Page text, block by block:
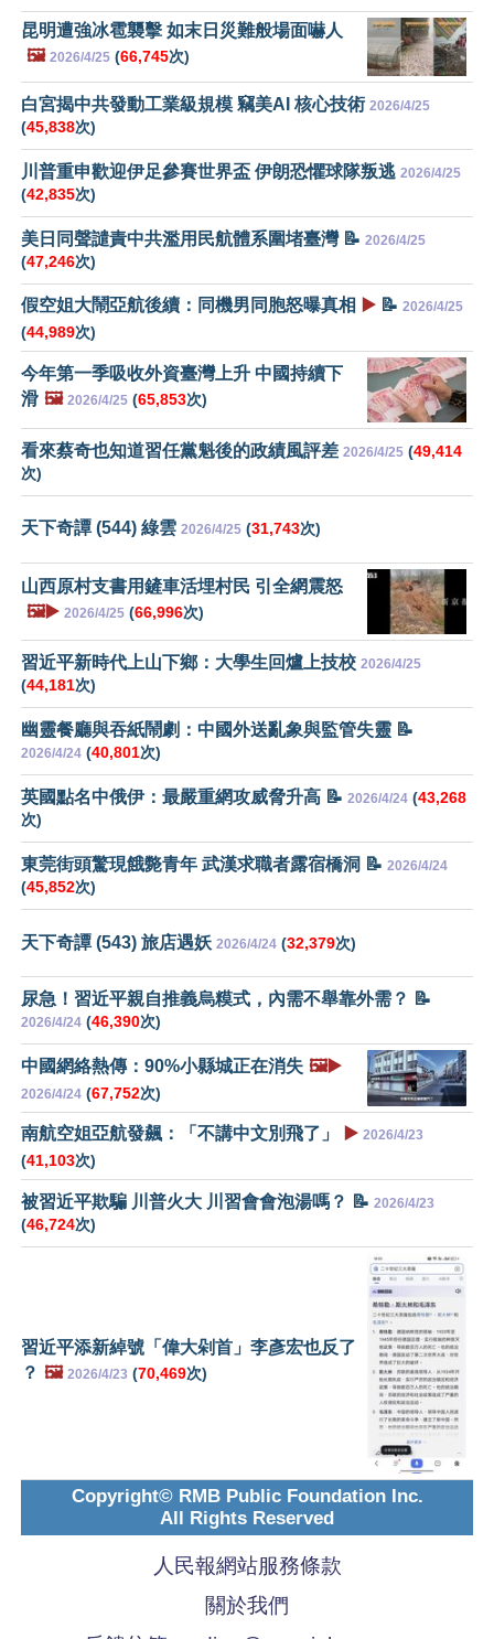
昆明遭強冰雹襲擊 如末日災難般場面嚇人
🖼️ 2026/4/25 (66,745次)
白宮揭中共發動工業級規模 竊美AI 核心技術 2026/4/25
(45,838次)
川普重申歡迎伊足參賽世界盃 伊朗恐懼球隊叛逃 2026/4/25
(42,835次)
美日同聲譴責中共濫用民航體系圍堵臺灣 📝 2026/4/25
(47,246次)
假空姐大鬧亞航後續：同機男同胞怒曝真相 ▶️ 📝 2026/4/25
(44,989次)
今年第一季吸收外資臺灣上升 中國持續下
滑 🖼️ 2026/4/25 (65,853次)
看來蔡奇也知道習任黨魁後的政績風評差 2026/4/25 (49,414
次)
天下奇譚 (544) 綠雲 2026/4/25 (31,743次)
山西原村支書用鏟車活埋村民 引全網震怒
🖼️▶️ 2026/4/25 (66,996次)
習近平新時代上山下鄉：大學生回爐上技校 2026/4/25
(44,181次)
幽靈餐廳與吞紙鬧劇：中國外送亂象與監管失靈 📝
2026/4/24 (40,801次)
英國點名中俄伊：最嚴重網攻威脅升高 📝 2026/4/24 (43,268
次)
東莞街頭驚現餓斃青年 武漢求職者露宿橋洞 📝 2026/4/24
(45,852次)
天下奇譚 (543) 旅店遇妖 2026/4/24 (32,379次)
尿急！習近平親自推義烏糢式，內需不舉靠外需？ 📝
2026/4/24 (46,390次)
中國網絡熱傳：90%小縣城正在消失 🖼️▶️
2026/4/24 (67,752次)
南航空姐亞航發飆：「不講中文別飛了」 ▶️ 2026/4/23
(41,103次)
被習近平欺騙 川普火大 川習會會泡湯嗎？ 📝 2026/4/23
(46,724次)
習近平添新綽號「偉大剁首」李彥宏也反了
？ 🖼️ 2026/4/23 (70,469次)
Copyright© RMB Public Foundation Inc.
All Rights Reserved
人民報網站服務條款
關於我們